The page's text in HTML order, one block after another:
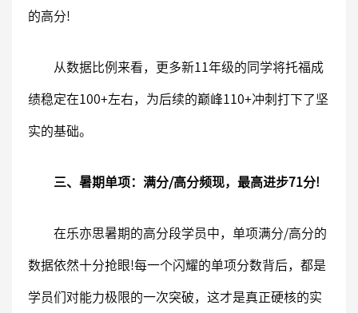
的高分!
从数据比例来看，更多新11年级的同学将托福成
绩稳定在100+左右，为后续的巅峰110+冲刺打下了坚
实的基础。
三、暑期单项：满分/高分频现，最高进步71分!
在乐亦思暑期的高分段学员中，单项满分/高分的
数据依然十分抢眼!每一个闪耀的单项分数背后，都是
学员们对能力极限的一次突破，这才是真正硬核的实